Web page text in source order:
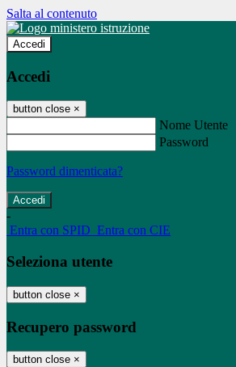
Salta al contenuto
Accedi
Accedi
button close ×
Nome Utente
Password
Password dimenticata?
-
Entra con SPID Entra con CIE
Seleziona utente
button close ×
Recupero password
button close ×